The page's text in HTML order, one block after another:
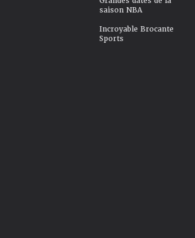
saison NBA
Incroyable Brocante
Sports